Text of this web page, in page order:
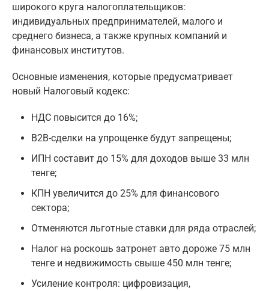
широкого круга налогоплательщиков:
индивидуальных предпринимателей, малого и
среднего бизнеса, а также крупных компаний и
финансовых институтов.
Основные изменения, которые предусматривает
новый Налоговый кодекс:
НДС повысится до 16%;
B2B-сделки на упрощенке будут запрещены;
ИПН составит до 15% для доходов выше 33 млн
тенге;
КПН увеличится до 25% для финансового
сектора;
Отменяются льготные ставки для ряда отраслей;
Налог на роскошь затронет авто дороже 75 млн
тенге и недвижимость свыше 450 млн тенге;
Усиление контроля: цифровизация,